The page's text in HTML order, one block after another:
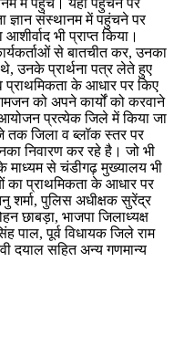
ज्ञान संस्थानम में पहुंचने पर
आशीर्वाद भी प्राप्त किया।
से बातचीत कर, उनका
उनके प्रार्थना पत्र लेते हुए
प्राथमिकता के आधार पर किए
को अपने कार्यों को करवाने
प्रत्येक जिले में किया जा
तक जिला व ब्लॉक स्तर पर
निवारण कर रहे है। जो भी
के माध्यम से चंडीगढ़ मुख्यालय भी
का प्राथमिकता के आधार पर
शर्मा, पुलिस अधीक्षक सुरेंद्र
छाबड़ा, भाजपा जिलाध्यक्ष
पाल, पूर्व विधायक जिले राम
दयाल सहित अन्य गणमान्य